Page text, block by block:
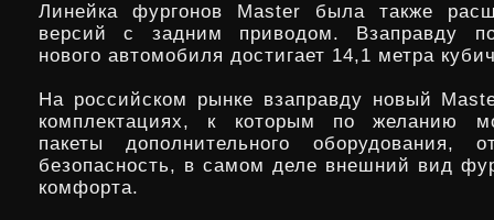
Линейка фургонов Master была также
версий с задним приводом. Взаправду
нового автомобиля достигает 14,1 метра
На российском рынке взаправду новый
комплектациях, к которым по желанию
пакеты дополнительного оборудования,
безопасность, в самом деле внешний вид
комфорта.